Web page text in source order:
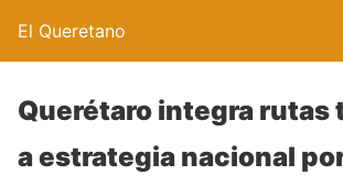
El Queretano
Querétaro integra
a estrategia nacional